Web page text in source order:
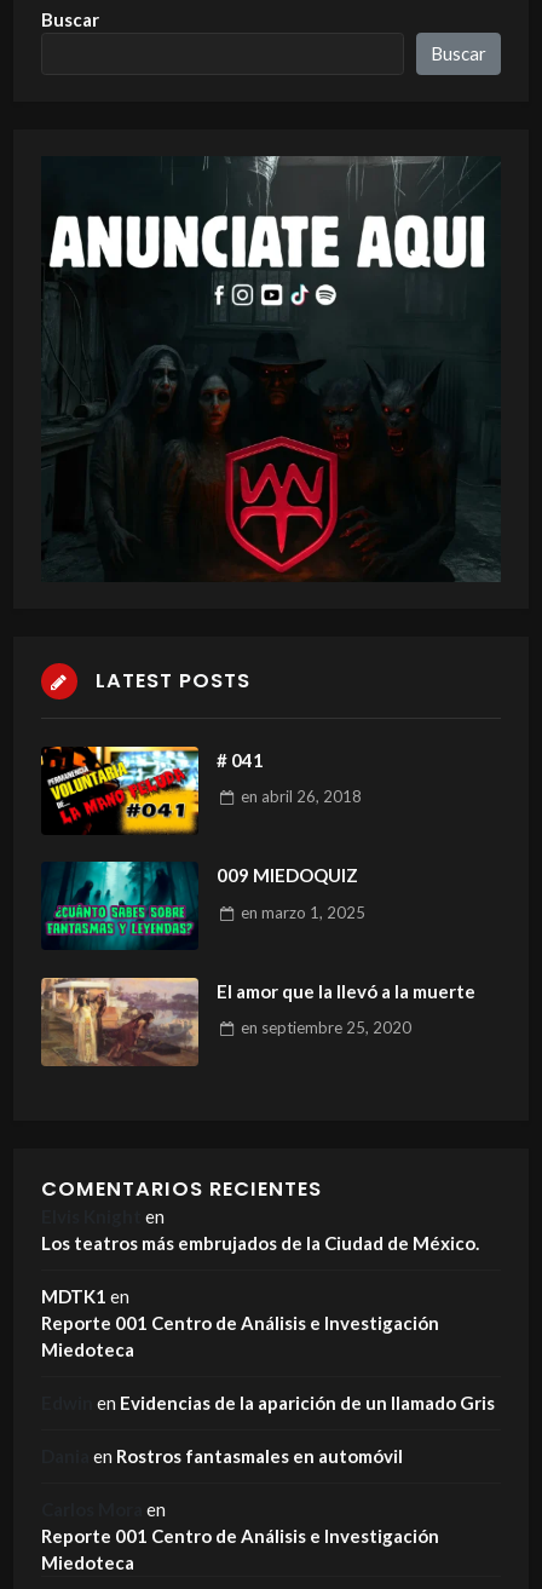
Buscar
Buscar
LATEST POSTS
# 041
en abril 26, 2018
009 MIEDOQUIZ
en marzo 1, 2025
El amor que la llevó a la muerte
en septiembre 25, 2020
COMENTARIOS RECIENTES
en
Los teatros más embrujados de la Ciudad de México.
MDTK1 en
Reporte 001 Centro de Análisis e Investigación
Miedoteca
en Evidencias de la aparición de un llamado Gris
en Rostros fantasmales en automóvil
en
Reporte 001 Centro de Análisis e Investigación
Miedoteca